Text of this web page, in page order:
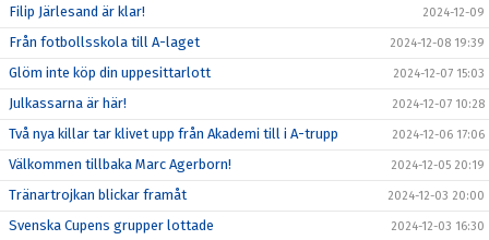
Filip Järlesand är klar! 2024-12-09
Från fotbollsskola till A-laget 2024-12-08 19:39
Glöm inte köp din uppesittarlott 2024-12-07 15:03
Julkassarna är här! 2024-12-07 10:28
Två nya killar tar klivet upp från Akademi till i A-trupp 2024-12-06 17:06
Välkommen tillbaka Marc Agerborn! 2024-12-05 20:19
Tränartrojkan blickar framåt 2024-12-03 20:00
Svenska Cupens grupper lottade 2024-12-03 16:30